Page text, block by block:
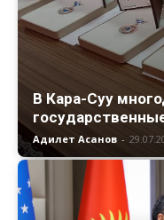
В Кара-Суу
Адилет Асанов -